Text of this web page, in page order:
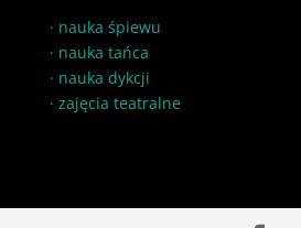
· nauka śpiewu
· nauka tańca
· nauka dykcji
· zajęcia teatralne